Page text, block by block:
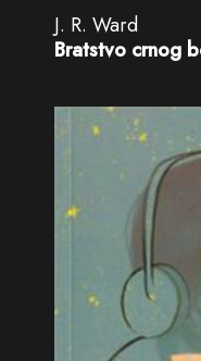
J. R. Ward
Bratstvo crnog